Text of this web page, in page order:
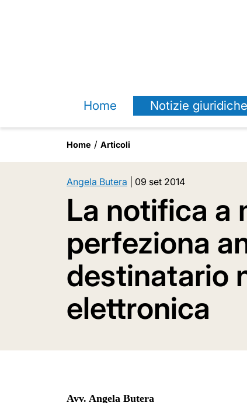
Home Notizie giuridiche
Home Articoli
Angela Butera 09 set 2014
La notifica a
perfeziona
destinatario
elettronica
Avv. Angela Butera